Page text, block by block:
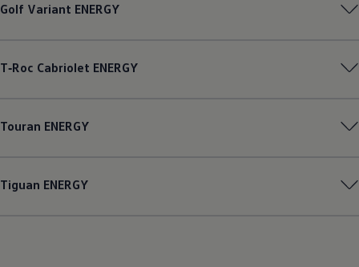
Golf Variant ENERGY
T‑Roc Cabriolet ENERGY
Touran ENERGY
Tiguan ENERGY